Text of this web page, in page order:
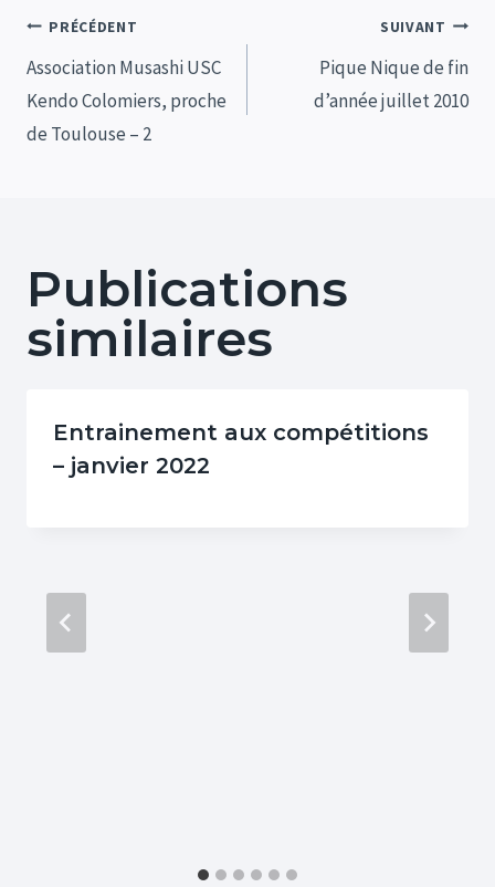
Navigation
de
l’article
PRÉCÉDENT
Association Musashi USC
Kendo Colomiers, proche
de Toulouse – 2
SUIVANT
Pique Nique de fin
d’année juillet 2010
Publications
similaires
Entrainement aux compétitions
– janvier 2022